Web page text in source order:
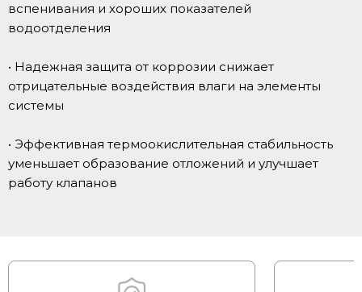
вспенивания и хороших показателей
водоотделения
• Надежная защита от коррозии снижает
отрицательные воздействия влаги на элементы
системы
• Эффективная термоокислительная стабильность
уменьшает образование отложений и улучшает
работу клапанов